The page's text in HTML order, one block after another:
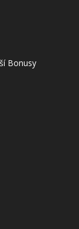
Bonusy